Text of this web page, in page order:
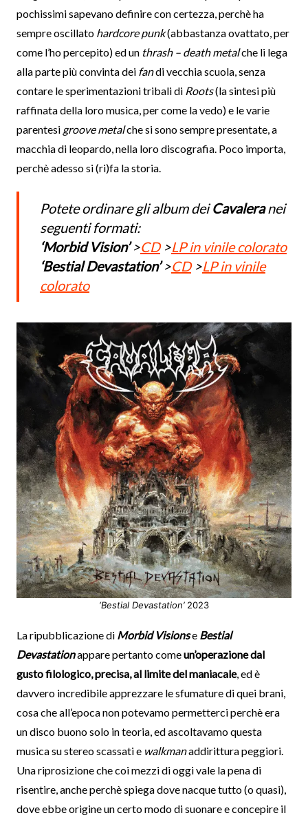
pochissimi sapevano definire con certezza, perchè ha
sempre oscillatohardcore punk(abbastanza ovattato, per
come l’ho percepito) ed un thrash – death metalche li lega
alla parte più convinta dei fandi vecchia scuola, senza
contare le sperimentazioni tribali di Roots(la sintesi più
raffinata della loro musica, per come la vedo) e le varie
parentesigroove metalche si sono sempre presentate, a
macchia di leopardo, nella loro discografia. Poco importa,
perchè adesso si (ri)fa la storia.
Potete ordinare gli album deiCavaleranei
seguenti formati:
‘Morbid Vision’>CD>LP in vinile colorato
‘Bestial Devastation’>CD>LP in vinile
colorato
‘Bestial Devastation’2023
La ripubblicazione di Morbid Visionse Bestial
Devastationappare pertanto comeun’operazione dal
gusto filologico, precisa, al limite del maniacale, ed è
davvero incredibile apprezzare le sfumature di quei brani,
cosa che all’epoca non potevamo permetterci perchè era
un disco buono solo in teoria, ed ascoltavamo questa
musica su stereo scassati e walkmanaddirittura peggiori.
Una riprosizione che coi mezzi di oggi vale la pena di
risentire, anche perchè spiega dove nacque tutto (o quasi),
dove ebbe origine un certo modo di suonare e concepire il